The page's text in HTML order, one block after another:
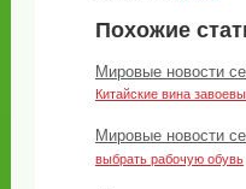
Похожие
Мировые новости
Китайские вина
Мировые новости
выбрать рабочую обувь